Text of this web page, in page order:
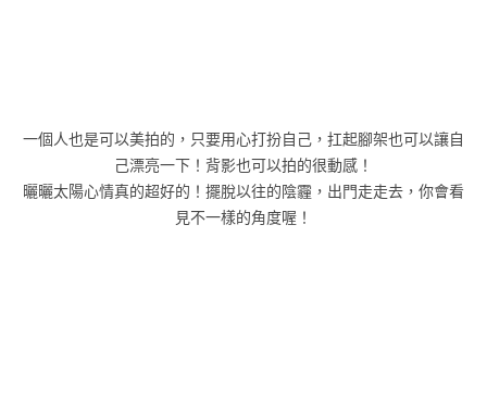
一個人也是可以美拍的，只要用心打扮自己，扛起腳架也可以讓自
己漂亮一下！背影也可以拍的很動感！
曬曬太陽心情真的超好的！擺脫以往的陰霾，出門走走去，你會看
見不一樣的角度喔！